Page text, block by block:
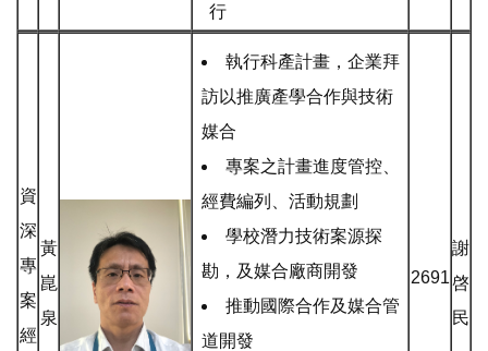
行
資
深
專
案
經
黃
崑
泉
執行科產計畫，企業拜
訪以推廣產學合作與技術
媒合
專案之計畫進度管控、
經費編列、活動規劃
學校潛力技術案源探
勘，及媒合廠商開發
推動國際合作及媒合管
道開發
2691
謝
啓
民